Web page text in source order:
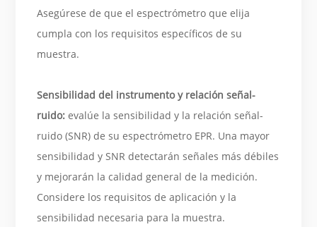
Asegúrese de que el espectrómetro que elija
cumpla con los requisitos específicos de su
muestra.
Sensibilidad del instrumento y relación señal-
ruido: evalúe la sensibilidad y la relación señal-
ruido (SNR) de su espectrómetro EPR. Una mayor
sensibilidad y SNR detectarán señales más débiles
y mejorarán la calidad general de la medición.
Considere los requisitos de aplicación y la
sensibilidad necesaria para la muestra.